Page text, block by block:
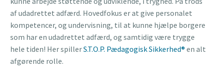
af udadrettet adfærd. Hovedfokus er at give personalet
kompetencer, og undervisning, til at kunne hjælpe borgere
som har en udadrettet adfærd, og samtidig være trygge
hele tiden! Her spillerS.T.O.P. Pædagogisk Sikkerhed® en alt
afgørende rolle.